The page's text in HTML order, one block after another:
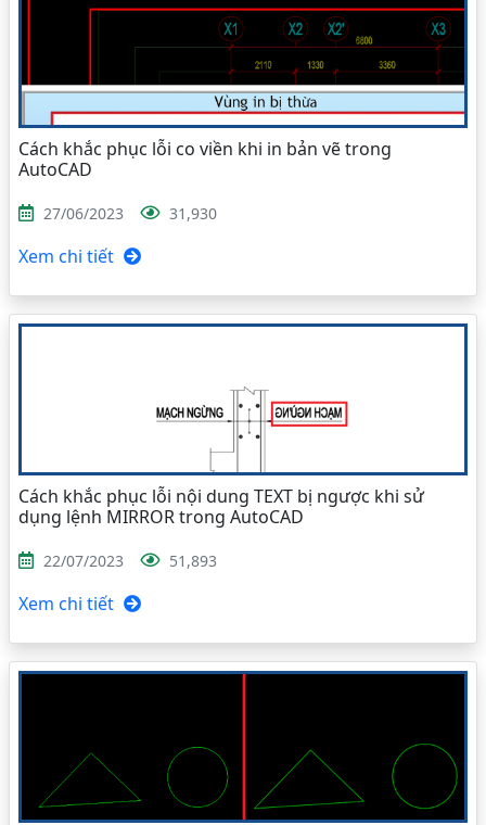
Cách khắc phục lỗi co viền khi in bản vẽ trong
AutoCAD
27/06/2023 31,930
Xem chi tiết
Cách khắc phục lỗi nội dung TEXT bị ngược khi sử
dụng lệnh MIRROR trong AutoCAD
22/07/2023 51,893
Xem chi tiết